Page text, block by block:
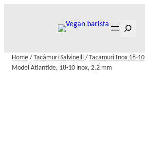
Search
Home / Tacâmuri Salvinelli / Tacamuri Inox 18-10
Model Atlantide, 18-10 inox, 2,2 mm